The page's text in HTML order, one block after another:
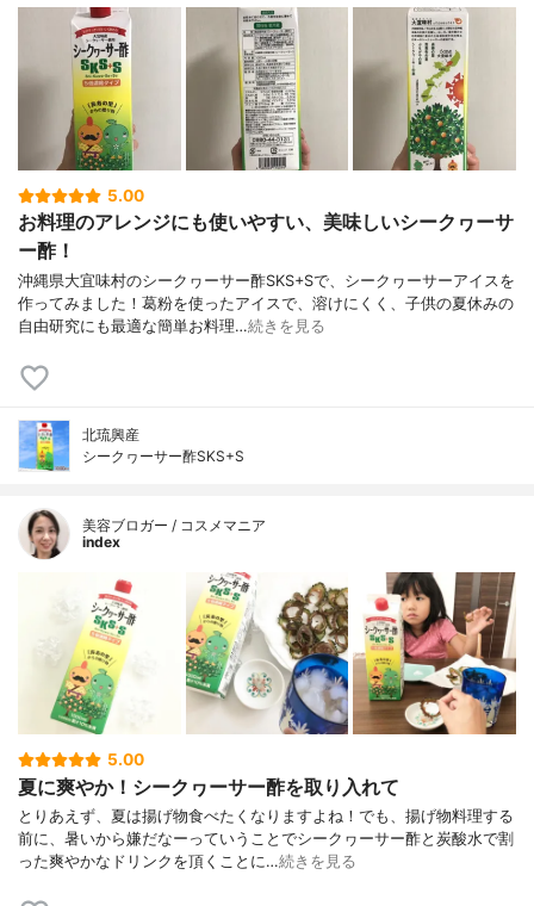
5.00
お料理のアレンジにも使いやすい、美味しいシークヮーサ
ー酢！
沖縄県大宜味村のシークヮーサー酢SKS+Sで、シークヮーサーアイスを
作ってみました！葛粉を使ったアイスで、溶けにくく、子供の夏休みの
自由研究にも最適な簡単お料理…続きを見る
北琉興産
シークヮーサー酢SKS+S
美容ブロガー / コスメマニア
index
5.00
夏に爽やか！シークヮーサー酢を取り入れて
とりあえず、夏は揚げ物食べたくなりますよね！でも、揚げ物料理する
前に、暑いから嫌だなーっていうことでシークヮーサー酢と炭酸水で割
った爽やかなドリンクを頂くことに…続きを見る